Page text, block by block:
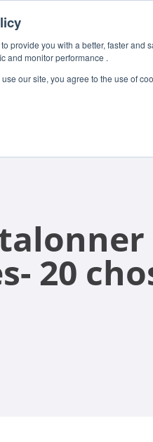
provide you with a better, faster and
and monitor performance .
our site, you agree to the use of
20